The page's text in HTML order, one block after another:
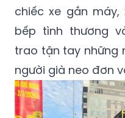
chiếc xe gắn máy,
bếp tình thương
trao tận tay những
người già neo đơn